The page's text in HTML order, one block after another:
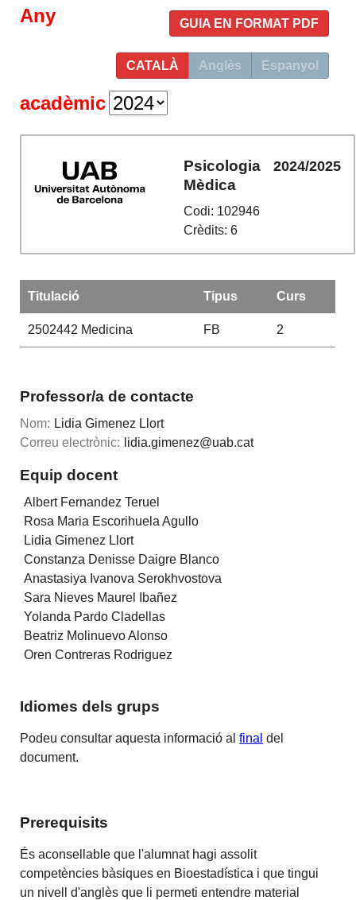
GUIA EN FORMAT PDF
CATALÀ Anglès Espanyol
Any
acadèmic
Psicologia
Mèdica
Codi: 102946
Crèdits: 6
2024/2025
Titulació Tipus Curs
2502442 Medicina FB 2
Professor/a de contacte
Nom: Lidia Gimenez Llort
Correu electrònic:
lidia.gimenez@uab.cat
Equip docent
Albert Fernandez Teruel
Rosa Maria Escorihuela Agullo
Lidia Gimenez Llort
Constanza Denisse Daigre Blanco
Anastasiya Ivanova Serokhvostova
Sara Nieves Maurel Ibañez
Yolanda Pardo Cladellas
Beatriz Molinuevo Alonso
Oren Contreras Rodriguez
Idiomes dels grups
Podeu consultar aquesta informació alfinal del
document.
Prerequisits
És aconsellable que l'alumnat hagi assolit
competències bàsiques en Bioestadística i que tingui
un nivell d'anglès que li permeti entendre material